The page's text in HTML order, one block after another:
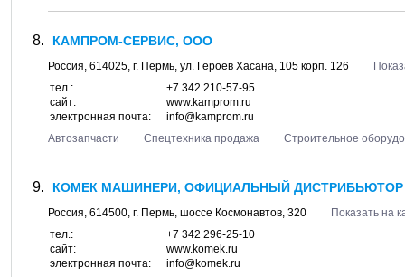
КАМПРОМ-СЕРВИС, ООО
Россия, 614025, г. Пермь, ул. Героев Хасана, 105 корп. 126
тел.:
+7 342 210-57-95
сайт:
www.kamprom.ru
электронная почта:
info@kamprom.ru
Автозапчасти
Спецтехника продажа Строительное
КОМЕК МАШИНЕРИ, ОФИЦИАЛЬНЫЙ ДИСТРИБЬЮТОР
Россия, 614500, г. Пермь, шоссе Космонавтов, 320
Показать на
тел.:
+7 342 296-25-10
сайт:
www.komek.ru
электронная почта:
info@komek.ru